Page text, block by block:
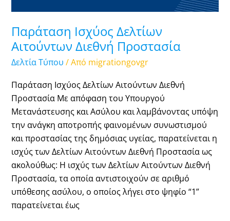
Παράταση Ισχύος Δελτίων
Αιτούντων Διεθνή Προστασία
Δελτία Τύπου / Από migrationgovgr
Παράταση Ισχύος Δελτίων Αιτούντων Διεθνή
Προστασία Με απόφαση του Υπουργού
Μετανάστευσης και Ασύλου και λαμβάνοντας υπόψη
την ανάγκη αποτροπής φαινομένων συνωστισμού
και προστασίας της δημόσιας υγείας, παρατείνεται η
ισχύς των Δελτίων Αιτούντων Διεθνή Προστασία ως
ακολούθως: Η ισχύς των Δελτίων Αιτούντων Διεθνή
Προστασία, τα οποία αντιστοιχούν σε αριθμό
υπόθεσης ασύλου, ο οποίος λήγει στο ψηφίο “1”
παρατείνεται έως